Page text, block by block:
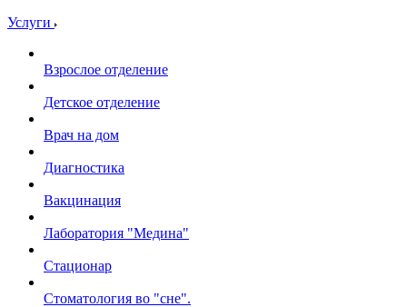
Услуги
Взрослое отделение
Детское отделение
Врач на дом
Диагностика
Вакцинация
Лаборатория "Медина"
Стационар
Стоматология во "сне".